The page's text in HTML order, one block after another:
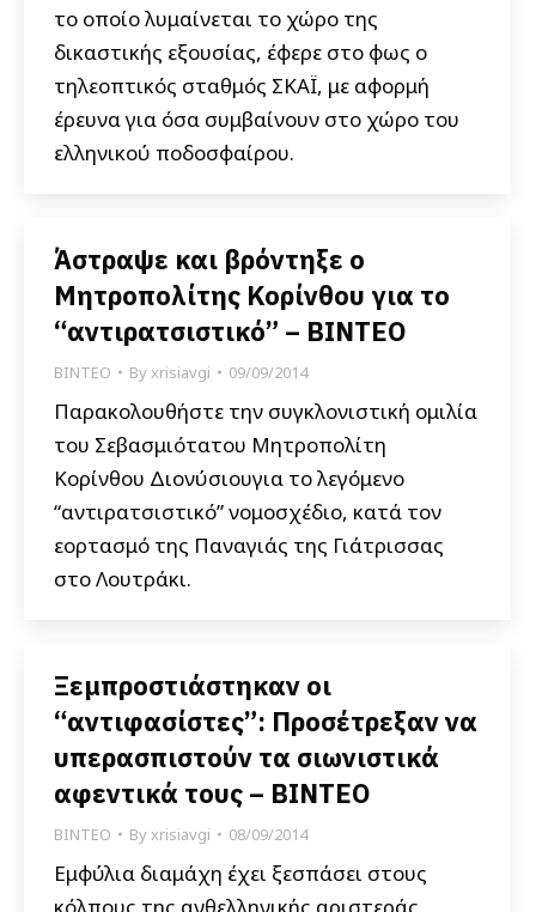
το οποίο λυμαίνεται το χώρο της
δικαστικής εξουσίας, έφερε στο φως ο
τηλεοπτικός σταθμός ΣΚΑΪ, με αφορμή
έρευνα για όσα συμβαίνουν στο χώρο του
ελληνικού ποδοσφαίρου.
Άστραψε και βρόντηξε ο
Μητροπολίτης Κορίνθου για το
“αντιρατσιστικό” – ΒΙΝΤΕΟ
ΒΙΝΤΕΟ Byxrisiavgi 09/09/2014
Παρακολουθήστε την συγκλονιστική ομιλία
του Σεβασμιότατου Μητροπολίτη
Κορίνθου Διονύσιουγια το λεγόμενο
“αντιρατσιστικό” νομοσχέδιο, κατά τον
εορτασμό της Παναγιάς της Γιάτρισσας
στο Λουτράκι.
Ξεμπροστιάστηκαν οι
“αντιφασίστες”: Προσέτρεξαν να
υπερασπιστούν τα σιωνιστικά
αφεντικά τους – ΒΙΝΤΕΟ
ΒΙΝΤΕΟ Byxrisiavgi 08/09/2014
Εμφύλια διαμάχη έχει ξεσπάσει στους